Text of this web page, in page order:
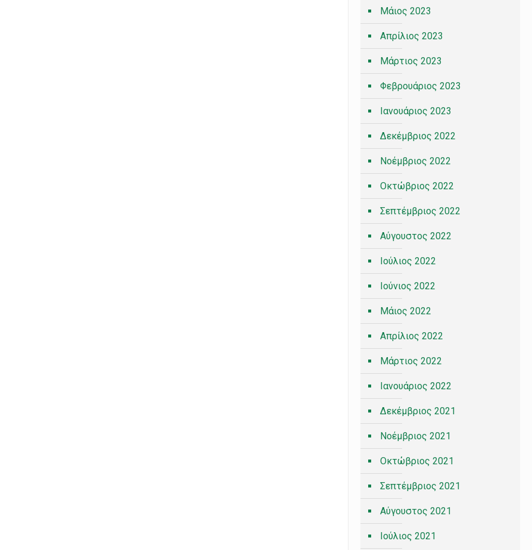
Μάιος 2023
Απρίλιος 2023
Μάρτιος 2023
Φεβρουάριος 2023
Ιανουάριος 2023
Δεκέμβριος 2022
Νοέμβριος 2022
Οκτώβριος 2022
Σεπτέμβριος 2022
Αύγουστος 2022
Ιούλιος 2022
Ιούνιος 2022
Μάιος 2022
Απρίλιος 2022
Μάρτιος 2022
Ιανουάριος 2022
Δεκέμβριος 2021
Νοέμβριος 2021
Οκτώβριος 2021
Σεπτέμβριος 2021
Αύγουστος 2021
Ιούλιος 2021